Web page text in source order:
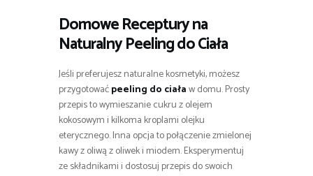
Domowe Receptury na
Naturalny Peeling do Ciała
Jeśli preferujesz naturalne kosmetyki, możesz
przygotowaćpeeling do ciaław domu. Prosty
przepis to wymieszanie cukru z olejem
kokosowym i kilkoma kroplami olejku
eterycznego. Inna opcja to połączenie zmielonej
kawy z oliwą z oliwek i miodem. Eksperymentuj
ze składnikami i dostosuj przepis do swoich